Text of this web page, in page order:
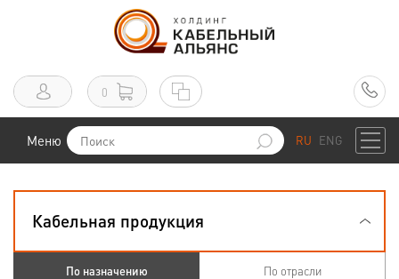
0
Меню RU ENG
Кабельная продукция
По назначению По отрасли